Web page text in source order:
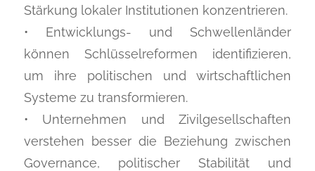
Stärkung lokaler Institutionen konzentrieren.
• Entwicklungs- und Schwellenländer
können Schlüsselreformen identifizieren,
um ihre politischen und wirtschaftlichen
Systeme zu transformieren.
• Unternehmen und Zivilgesellschaften
verstehen besser die Beziehung zwischen
Governance, politischer Stabilität und